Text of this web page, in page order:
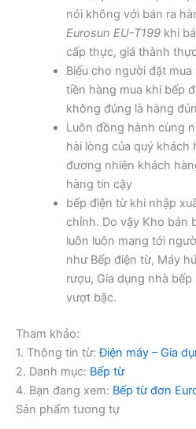
nói không với bán ra
Eurosun EU-T199khi
cấp thực, giá thành
Biếu cho người đặt
tiền hàng mua khi bếp
không đúng là hàng
Luôn đồng hành cùng
hài lòng của quý khách
đương nhiên khách
hàng tin cậy
bếp điện từ khi nhập
chỉnh. Do vậy Kho bán
luôn luôn mang tới
như Bếp điện từ, Máy
rượu, Gia dụng nhà
vượt bậc.
Tham khảo:
1. Thông tin từ:Điện máy – Gia
2. Danh mục: Bếp từ
4. Bạn đang xem: Bếp từ đơn
Sản phẩm tương tự